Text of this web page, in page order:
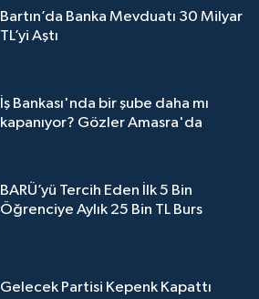
Bartın’da Banka Mevduatı 30 Milyar
TL’yi Aştı
İş Bankası'nda bir şube daha mı
kapanıyor? Gözler Amasra'da
BARÜ’yü Tercih Eden İlk 5 Bin
Öğrenciye Aylık 25 Bin TL Burs
Gelecek Partisi Kepenk Kapattı